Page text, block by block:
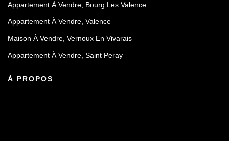
Appartement À Vendre, Bourg Les Valence
Appartement À Vendre, Valence
Maison À Vendre, Vernoux En Vivarais
Appartement À Vendre, Saint Peray
À PROPOS